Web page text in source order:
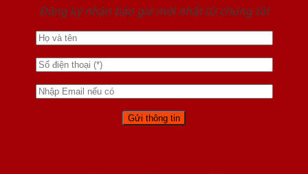
Đăng ký nhận báo giá mới nhất từ chúng tôi